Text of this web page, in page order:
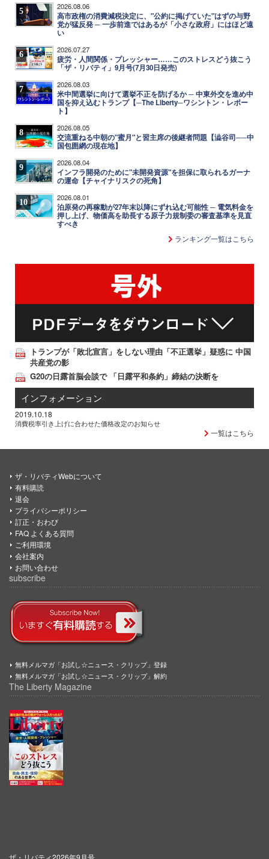
5 2026.08.06
高市政権の消費減税決定に、"公約に掲げていた"はずの与野
党が猛反発 ─ 一歩前進ではあるが「小さな政府」にはほど遠
い
6 2026.07.27
疲労・人間関係・プレッシャー……このストレスどう抜こう
「ザ・リバティ」9月号(7月30日発売)
7 2026.08.03
米中間選挙に向けて選挙不正を防げるか ─ 中東外交を進め中
国を抑え込むトランプ【─The Liberty─ワシントン・レポー
ト】
8 2026.08.05
交流重ねる中朝の"蜜月"と習主席の後継者問題【澁谷司──中
国包囲網の現在地】
9 2026.08.04
インフラ開発のために"未開発資源"を担保に取られるガーナ
の運命【チャイナリスクの死角】
10 2026.08.01
泊原発の再稼動が27年末以降にずれ込む可能性 ─ 電気料金を
押し上げ、物価高を助長する原子力規制委の審査基準を見直
すべき
ランキング一覧はこちら
トランプが「敗北宣言」をしない理由「不正選挙」疑惑に 中国
共産党の影
G20の日露首脳会談で 「日露平和条約」締結の決断を
インフォメーション
2019.10.18
消費税率引き上げに合わせた価格改定のお知らせ
一覧はこちら
ザ・リバティWebについて
有料購読
退会
プライバシーポリシー
訂正・おわび
FAQ よくある質問
ご利用環境
会社案内
お問い合わせ
subscribe
無料メルマガ「お試し☆ニュース・クリップ」登録
無料メルマガ「お試し☆ニュース・クリップ」解約
The Liberty Magazine
ザ・リバティ2026年9月号